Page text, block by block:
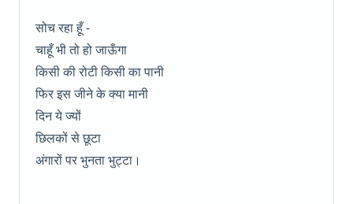
सोच रहा हूँ -
चाहूँ भी तो हो जाऊँगा
किसी की रोटी किसी का पानी
फिर इस जीने के क्या मानी
दिन ये ज्यों
छिलकों से छूटा